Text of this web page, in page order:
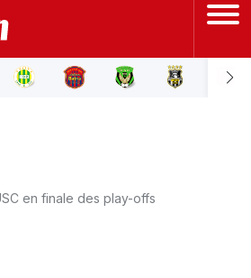
en finale des play-offs